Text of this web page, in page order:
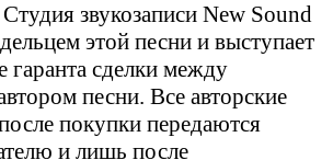
Студия звукозаписи New Sound
этой песни и выступает
гаранта сделки между
песни. Все авторские
покупки передаются
и лишь после